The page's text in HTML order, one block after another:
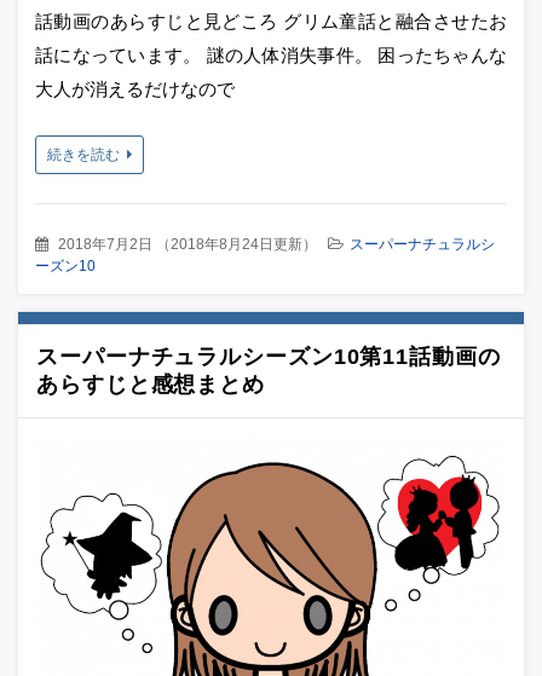
話動画のあらすじと見どころ グリム童話と融合させたお
話になっています。 謎の人体消失事件。 困ったちゃんな
大人が消えるだけなので
続きを読む
2018年7月2日 （ 2018年8月24日更新）
スーパーナチュラルシ
ーズン10
スーパーナチュラルシーズン10第11話動画の
あらすじと感想まとめ